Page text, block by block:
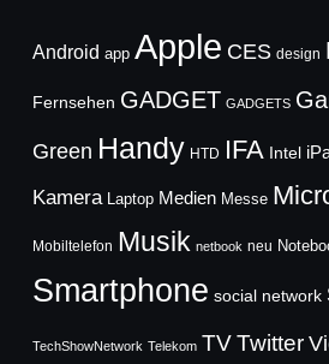
Android app Apple CES design
Fernsehen GADGET GADGETS
Green Handy HTD IFA Intel
Kamera Laptop Medien Messe
Mobiltelefon Musik netbook neu
Smartphone social network
TechShowNetwork Telekom TVTwitter